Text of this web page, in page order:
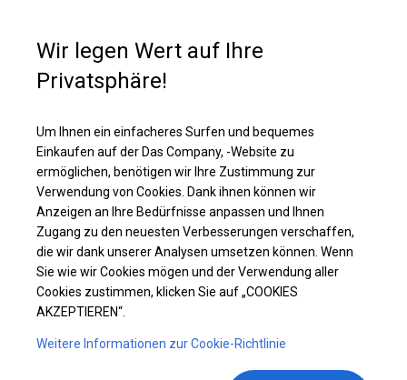
Ganzjährig geöffnete Zelthalle | 6x12 m
Wir legen Wert auf Ihre
Privatsphäre!
Um Ihnen ein einfacheres Surfen und bequemes
Einkaufen auf der Das Company, -Website zu
ermöglichen, benötigen wir Ihre Zustimmung zur
Verwendung von Cookies. Dank ihnen können wir
Anzeigen an Ihre Bedürfnisse anpassen und Ihnen
Zugang zu den neuesten Verbesserungen verschaffen,
die wir dank unserer Analysen umsetzen können. Wenn
Sie wie wir Cookies mögen und der Verwendung aller
Cookies zustimmen, klicken Sie auf „COOKIES
AKZEPTIEREN“.
Weitere Informationen zur Cookie-Richtlinie